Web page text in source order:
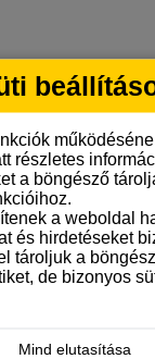
minden
részletes
a böngésző
a weboldal
és hirdetéseket
tároljuk a
de bizonyos
Mind elutasítása